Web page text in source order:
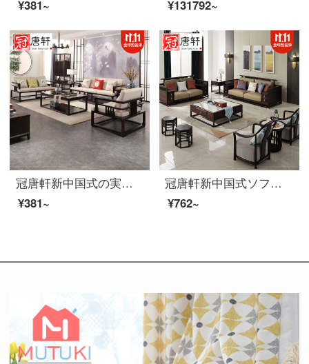
¥381~
¥131792~
冠唐軒新中国式の実木ソファ現代簡単な様式室の家具とリビングの布芸ソファーのセットを組み合わせてカスタマイズして注文金を注文します。
¥381~
冠唐軒新中国式ソファ烏金木全実木ソファ軽豪華別荘中国風客間家装高級豪邸禅意家具家具セットオーダーメイド色材質寸法制定金
¥762~